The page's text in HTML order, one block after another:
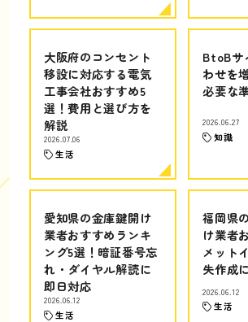
大阪府のコンセント
移設に対応する電気
工事会社おすすめ5
選！費用と選び方を
解説
2026.07.06
生活
BtoBサ
わせを
必要な
2026.06.27
知識
愛知県の金庫鍵開け
業者おすすめランキ
ング5選！暗証番号忘
れ・ダイヤル解読に
即日対応
2026.06.12
生活
福岡県
け業者
メット
失作成
2026.06.12
生活